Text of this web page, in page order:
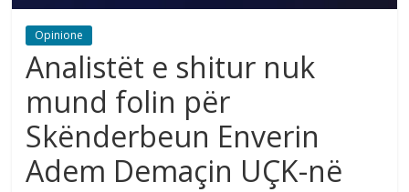
Opinione
Analistët e shitur nuk
mund folin për
Skënderbeun Enverin
Adem Demaçin UÇK-në